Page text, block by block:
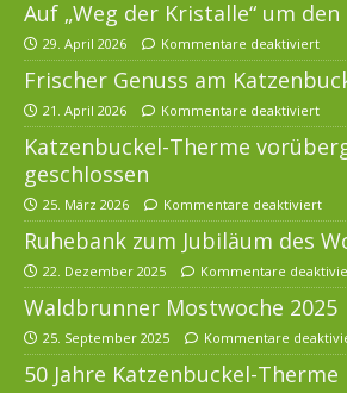
Auf „Weg der Kristalle“ um
29. April 2026 Kommentare deaktiviert
Frischer Genuss am
21. April 2026 Kommentare deaktiviert
Katzenbuckel-Therme
geschlossen
25. März 2026 Kommentare deaktiviert
Ruhebank zum Jubiläum des
22. Dezember 2025 Kommentare
Waldbrunner Mostwoche 2025
25. September 2025 Kommentare
50 Jahre Katzenbuckel-Therme